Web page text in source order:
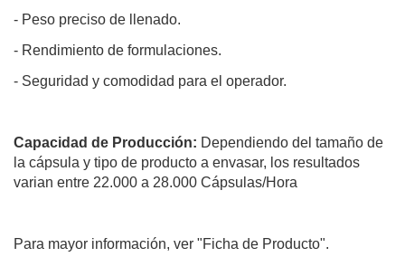
- Peso preciso de llenado.
- Rendimiento de formulaciones.
- Seguridad y comodidad para el operador.
Capacidad de Producción: Dependiendo del tamaño de
la cápsula y tipo de producto a envasar, los resultados
varian entre 22.000 a 28.000 Cápsulas/Hora
Para mayor información, ver "Ficha de Producto".